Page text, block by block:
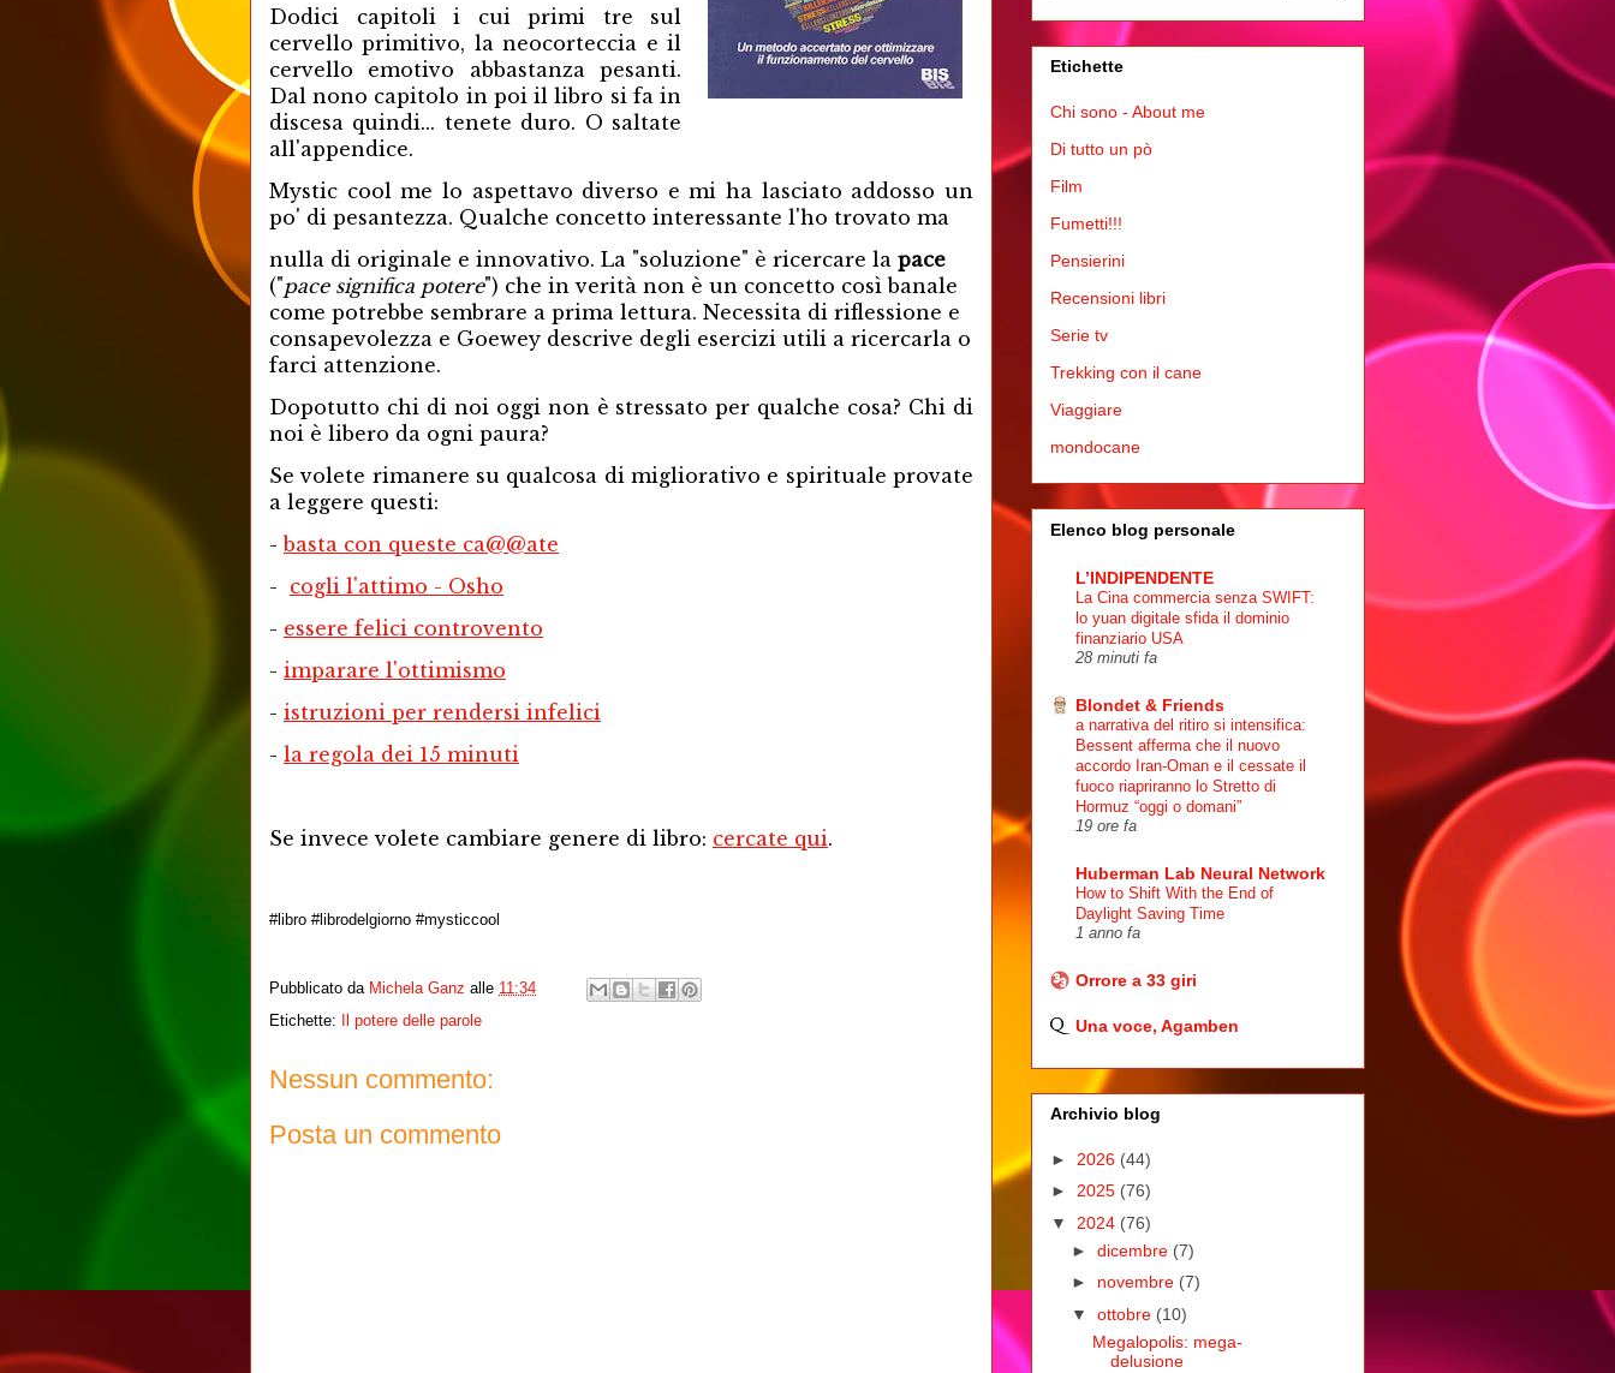
Dodici capitoli i cui primi tre sul
cervello primitivo, la neocorteccia e il
cervello emotivo abbastanza pesanti.
Dal nono capitolo in poi il libro si fa in
discesa quindi... tenete duro. O saltate
all'appendice.
Mystic cool me lo aspettavo diverso e mi ha lasciato addosso un
po' di pesantezza. Qualche concetto interessante l'ho trovato ma
nulla di originale e innovativo. La "soluzione" è ricercare la pace
("pace significa potere") che in verità non è un concetto così banale
come potrebbe sembrare a prima lettura. Necessita di riflessione e
consapevolezza e Goewey descrive degli esercizi utili a ricercarla o
farci attenzione.
Dopotutto chi di noi oggi non è stressato per qualche cosa? Chi di
noi è libero da ogni paura?
Se volete rimanere su qualcosa di migliorativo e spirituale provate
a leggere questi:
-basta con queste ca@@ate
- cogli l'attimo - Osho
- essere felici controvento
- imparare l'ottimismo
- istruzioni per rendersi infelici
- la regola dei 15 minuti
Se invece volete cambiare genere di libro: cercate qui.
#libro #librodelgiorno #mysticcool
Pubblicato da Michela Ganz alle 11:34
Etichette:
Il potere delle parole
Nessun commento:
Posta un commento
Etichette
Chi sono - About me
Di tutto un pò
Film
Fumetti!!!
Pensierini
Recensioni libri
Serie tv
Trekking con il cane
Viaggiare
mondocane
Elenco blog personale
L’INDIPENDENTE
La Cina commercia senza SWIFT:
lo yuan digitale sfida il dominio
finanziario USA
28 minuti fa
Blondet & Friends
a narrativa del ritiro si intensifica:
Bessent afferma che il nuovo
accordo Iran-Oman e il cessate il
fuoco riapriranno lo Stretto di
Hormuz “oggi o domani”
19 ore fa
Huberman Lab Neural Network
How to Shift With the End of
Daylight Saving Time
1 anno fa
Orrore a 33 giri
Una voce, Agamben
Archivio blog
► 2026 (44)
► 2025 (76)
▼ 2024 (76)
► dicembre (7)
► novembre (7)
▼ ottobre (10)
Megalopolis: mega-
delusione